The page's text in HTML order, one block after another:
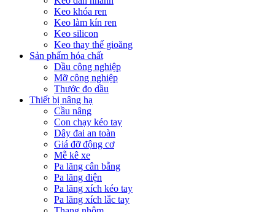
Keo khóa ren
Keo làm kín ren
Keo silicon
Keo thay thế gioăng
Sản phẩm hóa chất
Dầu công nghiệp
Mỡ công nghiệp
Thước đo dầu
Thiết bị nâng hạ
Cầu nâng
Con chạy kéo tay
Dây đai an toàn
Giá đỡ động cơ
Mễ kê xe
Pa lăng cân bằng
Pa lăng điện
Pa lăng xích kéo tay
Pa lăng xích lắc tay